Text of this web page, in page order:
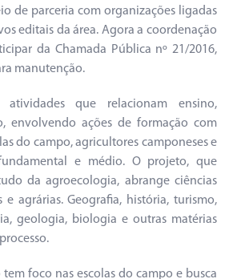
de parceria com organizações ligadas
editais da área. Agora a coordenação
da Chamada Pública nº 21/2016,
manutenção.
atividades que relacionam ensino,
envolvendo ações de formação com
do campo, agricultores camponeses e
e médio. O projeto, que
da agroecologia, abrange ciências
e agrárias. Geografia, história, turismo,
geologia, biologia e outras matérias
foco nas escolas do campo e busca